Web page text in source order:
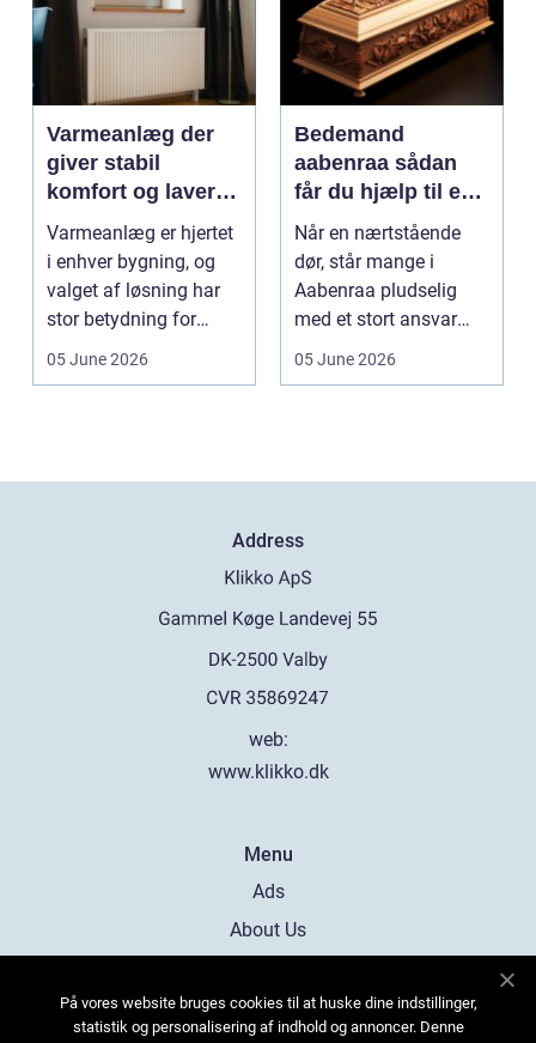
Varmeanlæg der
giver stabil
komfort og lavere
energiregning
Varmeanlæg er hjertet
i enhver bygning, og
valget af løsning har
stor betydning for
b&a...
05 June 2026
Bedemand
aabenraa sådan
får du hjælp til en
værdig afsked
Når en nærtstående
dør, står mange i
Aabenraa pludselig
med et stort ansvar
midt i sorgen.
05 June 2026
Address
web:
www.klikko.dk
Menu
Ads
About Us
Contact
På vores website bruges cookies til at huske dine indstillinger,
statistik og personalisering af indhold og annoncer. Denne